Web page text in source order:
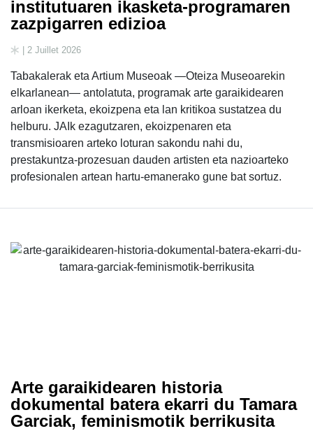
institutuaren ikasketa-programaren
zazpigarren edizioa
| 2 Juillet 2026
Tabakalerak eta Artium Museoak —Oteiza Museoarekin
elkarlanean— antolatuta, programak arte garaikidearen
arloan ikerketa, ekoizpena eta lan kritikoa sustatzea du
helburu. JAIk ezagutzaren, ekoizpenaren eta
transmisioaren arteko loturan sakondu nahi du,
prestakuntza-prozesuan dauden artisten eta nazioarteko
profesionalen artean hartu-emanerako gune bat sortuz.
Arte garaikidearen historia
dokumental batera ekarri du Tamara
Garciak, feminismotik berrikusita